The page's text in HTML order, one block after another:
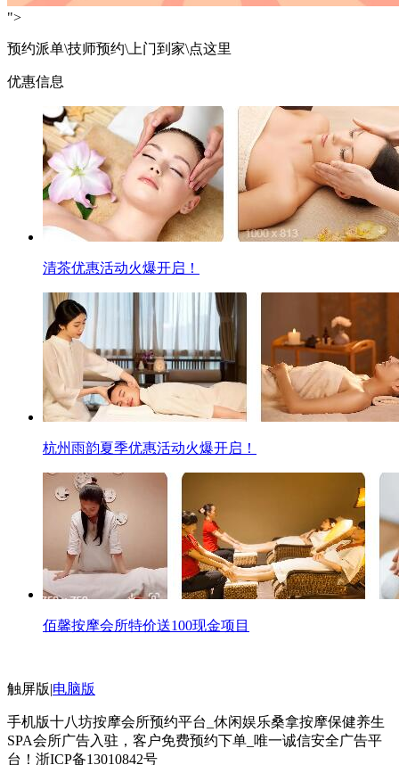
">
预约派单\技师预约\上门到家\点这里
优惠信息
清茶优惠活动火爆开启！
杭州雨韵夏季优惠活动火爆开启！
佰馨按摩会所特价送100现金项目
触屏版|电脑版
手机版十八坊按摩会所预约平台_休闲娱乐桑拿按摩保健养生
SPA会所广告入驻，客户免费预约下单_唯一诚信安全广告平
台！ 浙ICP备13010842号